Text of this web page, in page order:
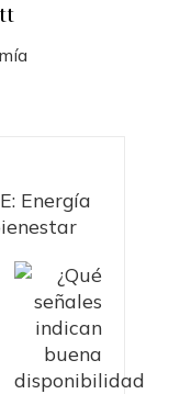
Energía